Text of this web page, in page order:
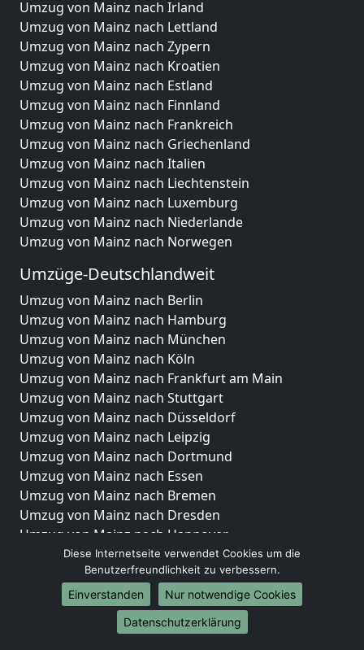
Umzug von Mainz nach Irland
Umzug von Mainz nach Lettland
Umzug von Mainz nach Zypern
Umzug von Mainz nach Kroatien
Umzug von Mainz nach Estland
Umzug von Mainz nach Finnland
Umzug von Mainz nach Frankreich
Umzug von Mainz nach Griechenland
Umzug von Mainz nach Italien
Umzug von Mainz nach Liechtenstein
Umzug von Mainz nach Luxemburg
Umzug von Mainz nach Niederlande
Umzug von Mainz nach Norwegen
Umzüge-Deutschlandweit
Umzug von Mainz nach Berlin
Umzug von Mainz nach Hamburg
Umzug von Mainz nach München
Umzug von Mainz nach Köln
Umzug von Mainz nach Frankfurt am Main
Umzug von Mainz nach Stuttgart
Umzug von Mainz nach Düsseldorf
Umzug von Mainz nach Leipzig
Umzug von Mainz nach Dortmund
Umzug von Mainz nach Essen
Umzug von Mainz nach Bremen
Umzug von Mainz nach Dresden
Umzug von Mainz nach Hannover
Umzug von Mainz nach Nürnberg
Umzug von Mainz nach Duisburg
Umzug von Mainz nach Bochum
Umzug von Mainz nach Wuppertal
Umzug von Mainz nach Bielefeld
Diese Internetseite verwendet Cookies um die
Benutzerfreundlichkeit zu verbessern.
Einverstanden
Nur notwendige Cookies
Datenschutzerklärung